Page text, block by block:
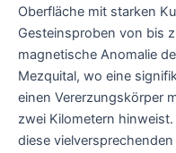
Oberfläche mit starken
Gesteinsproben von bis
magnetische Anomalie
Mezquital, wo eine
einen Vererzungskörper
zwei Kilometern
diese